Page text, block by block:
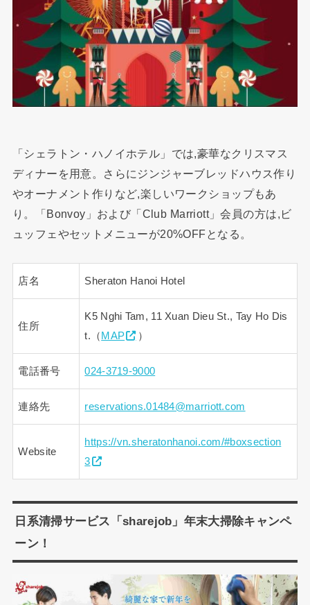
「シェラトン・ハノイホテル」では,豪華なクリスマス
ディナーを用意。さらにジンジャーブレッドハウス作り
やオーナメント作りなど,楽しいワークショップもあ
り。「Bonvoy」および「Club Marriott」会員の方は,ビ
ュッフェやセットメニューが20%OFFとなる。
店名 Sheraton Hanoi Hotel
住所
K5 Nghi Tam, 11 Xuan Dieu St., Tay Ho Dis
t.（ MAP ）
電話番号 024-3719-9000
連絡先 reservations.01484@marriott.com
Website
https://vn.sheratonhanoi.com/#boxsection
3
日系清掃サービス「sharejob」年末大掃除キャンペ
ーン！